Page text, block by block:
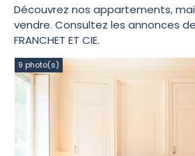
Découvrez nos appartements,
vendre. Consultez les annonces
FRANCHET ET CIE.
9 photo(s)